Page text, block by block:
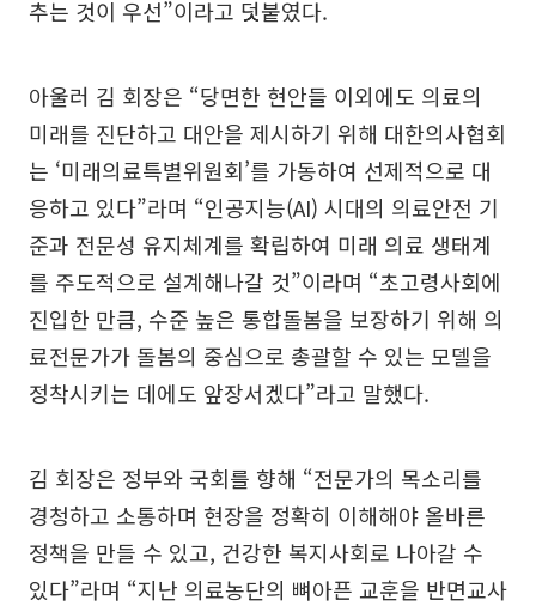
추는 것이 우선”이라고 덧붙였다.
아울러 김 회장은 “당면한 현안들 이외에도 의료의
미래를 진단하고 대안을 제시하기 위해 대한의사협회
는 ‘미래의료특별위원회’를 가동하여 선제적으로 대
응하고 있다”라며 “인공지능(AI) 시대의 의료안전 기
준과 전문성 유지체계를 확립하여 미래 의료 생태계
를 주도적으로 설계해나갈 것”이라며 “초고령사회에
진입한 만큼, 수준 높은 통합돌봄을 보장하기 위해 의
료전문가가 돌봄의 중심으로 총괄할 수 있는 모델을
정착시키는 데에도 앞장서겠다”라고 말했다.
김 회장은 정부와 국회를 향해 “전문가의 목소리를
경청하고 소통하며 현장을 정확히 이해해야 올바른
정책을 만들 수 있고, 건강한 복지사회로 나아갈 수
있다”라며 “지난 의료농단의 뼈아픈 교훈을 반면교사